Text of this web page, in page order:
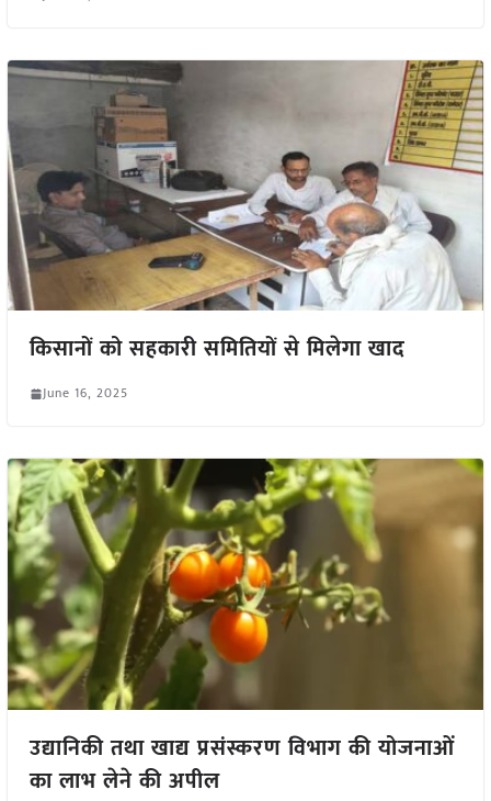
किसानों को सहकारी समितियों से मिलेगा खाद
June 16, 2025
उद्यानिकी तथा खाद्य प्रसंस्करण विभाग की योजनाओं
का लाभ लेने की अपील